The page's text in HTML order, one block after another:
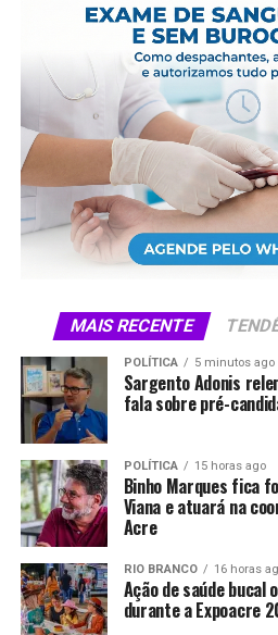
Apesar de não ser uma
atua como articulador de
garantidores para empresas
reais. O atendimento da
pessoas no último ano, cobrindo
pequenos negócios ativos no
responsável por mais de 60%
estado, mantendo o fluxo
municípios e fortalecendo a
federais e à integração
um cronograma de educação
para auxiliar os empresários na
impostos. A médio prazo, a
artificial e soluções digitais às
saúde e extrativismo,
desenvolvimento econômico
consorciada com a
a vocação agroflorestal de um
de sua cobertura nativa.
Essa é uma produção da Wave
MAIS RECENTE
POLÍTICA 5 minutos ago
Sargento Adonis
fala sobre pré-
POLÍTICA 15 horas ago
Binho Marques fica
Viana e atuará na
Acre
RIO BRANCO 16 horas
Ação de saúde
durante a Expoacre